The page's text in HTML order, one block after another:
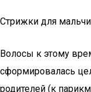
Стрижки для
Волосы к этому
сформировалась
родителей (к